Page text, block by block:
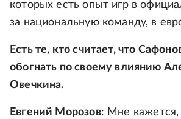
которых есть опыт игр в
за национальную команду, в
Есть те, кто считает, что
обогнать по своему влиянию
Овечкина.
Евгений Морозов: Мне кажется,